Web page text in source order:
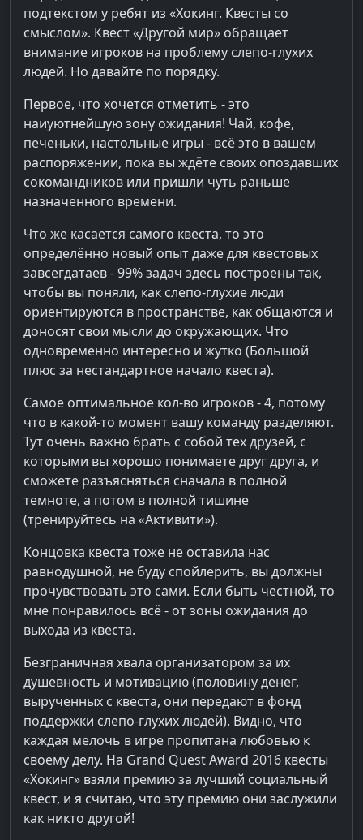
подтекстом у ребят из «Хокинг. Квесты со
смыслом». Квест «Другой мир» обращает
внимание игроков на проблему слепо-глухих
людей. Но давайте по порядку.
Первое, что хочется отметить - это
наиуютнейшую зону ожидания! Чай, кофе,
печеньки, настольные игры - всё это в вашем
распоряжении, пока вы ждёте своих опоздавших
сокомандников или пришли чуть раньше
назначенного времени.
Что же касается самого квеста, то это
определённо новый опыт даже для квестовых
завсегдатаев - 99% задач здесь построены так,
чтобы вы поняли, как слепо-глухие люди
ориентируются в пространстве, как общаются и
доносят свои мысли до окружающих. Что
одновременно интересно и жутко (Большой
плюс за нестандартное начало квеста).
Самое оптимальное кол-во игроков - 4, потому
что в какой-то момент вашу команду разделяют.
Тут очень важно брать с собой тех друзей, с
которыми вы хорошо понимаете друг друга, и
сможете разъясняться сначала в полной
темноте, а потом в полной тишине
(тренируйтесь на «Активити»).
Концовка квеста тоже не оставила нас
равнодушной, не буду спойлерить, вы должны
прочувствовать это сами. Если быть честной, то
мне понравилось всё - от зоны ожидания до
выхода из квеста.
Безграничная хвала организатором за их
душевность и мотивацию (половину денег,
вырученных с квеста, они передают в фонд
поддержки слепо-глухих людей). Видно, что
каждая мелочь в игре пропитана любовью к
своему делу. На Grand Quest Award 2016 квесты
«Хокинг» взяли премию за лучший социальный
квест, и я считаю, что эту премию они заслужили
как никто другой!